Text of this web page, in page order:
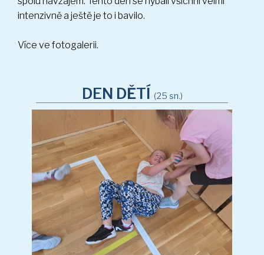
intenzivně a ještě je to i bavilo.
Více ve fotogalerii.